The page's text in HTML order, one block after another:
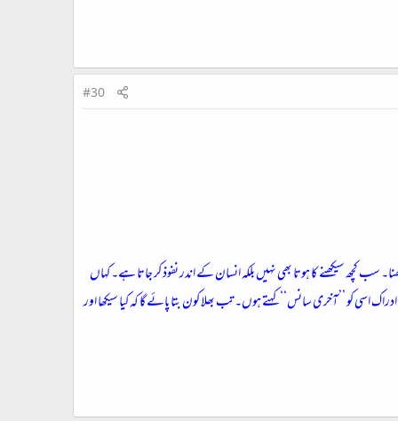
#30
سب کچھ سیکھنے کا ہوتا بھی نہیں بلکہ انسان کے اندر نفوذ کر جاتا ہے۔ کہاں
اسی کو ’’آخری سانس‘‘ کہتے ہوں۔ تب بھلا کون بتا پائے گا کہ کیا سیکھا اور